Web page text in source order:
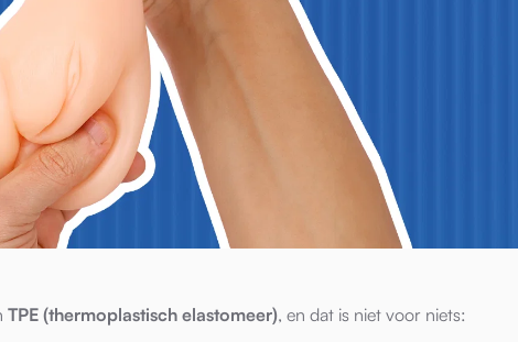
TPE (thermoplastisch elastomeer), en dat is niet voor niets: